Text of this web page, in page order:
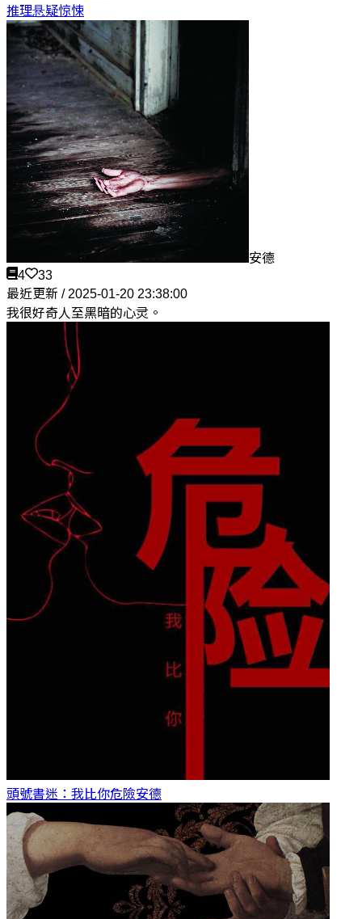
推理悬疑惊悚
安德
4
33
最近更新 / 2025-01-20 23:38:00
我很好奇人至黑暗的心灵。
頭號書迷：我比你危險安德